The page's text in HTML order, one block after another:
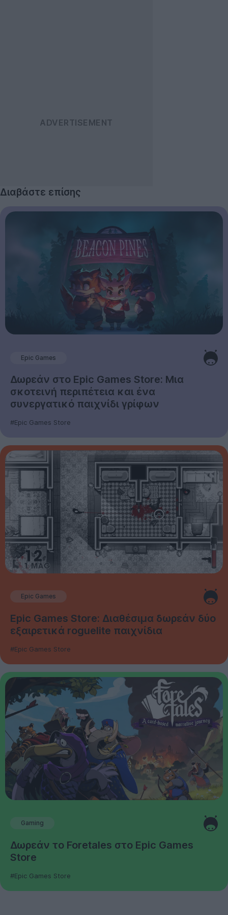
Διαβάστε επίσης
Epic Games
Δωρεάν στο Epic Games Store: Μια
σκοτεινή περιπέτεια και ένα
συνεργατικό παιχνίδι γρίφων
#Epic Games Store
Epic Games
Epic Games Store: Διαθέσιμα δωρεάν δύο
εξαιρετικά roguelite παιχνίδια
#Epic Games Store
Gaming
Δωρεάν το Foretales στο Epic Games
Store
#Epic Games Store